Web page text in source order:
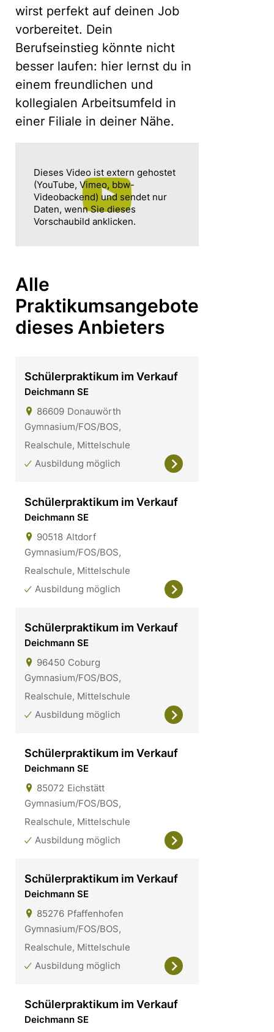
wirst perfekt auf deinen Job
vorbereitet. Dein
Berufseinstieg könnte nicht
besser laufen: hier lernst du in
einem freundlichen und
kollegialen Arbeitsumfeld in
einer Filiale in deiner Nähe.
Dieses Video ist extern gehostet
(YouTube, Vimeo, bbw-
Videobackend) und sendet nur
Daten, wenn Sie dieses
Vorschaubild anklicken.
Alle
Praktikumsangebote
dieses Anbieters
Schülerpraktikum im Verkauf
Deichmann SE
86609 Donauwörth
Gymnasium/FOS/BOS,
Realschule, Mittelschule
Ausbildung möglich
Schülerpraktikum im Verkauf
Deichmann SE
90518 Altdorf
Gymnasium/FOS/BOS,
Realschule, Mittelschule
Ausbildung möglich
Schülerpraktikum im Verkauf
Deichmann SE
96450 Coburg
Gymnasium/FOS/BOS,
Realschule, Mittelschule
Ausbildung möglich
Schülerpraktikum im Verkauf
Deichmann SE
85072 Eichstätt
Gymnasium/FOS/BOS,
Realschule, Mittelschule
Ausbildung möglich
Schülerpraktikum im Verkauf
Deichmann SE
85276 Pfaffenhofen
Gymnasium/FOS/BOS,
Realschule, Mittelschule
Ausbildung möglich
Schülerpraktikum im Verkauf
Deichmann SE